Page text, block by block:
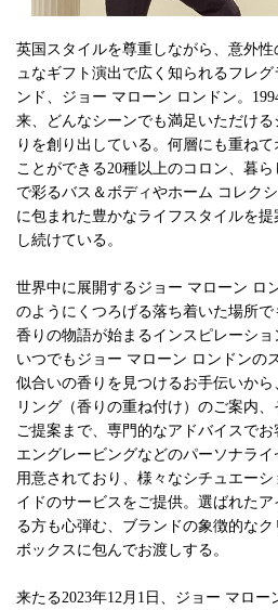
英国スタイルを尊重しながら、意外
ュなギフト演出で広く知られるフレ
ンド、ジョー マローン ロンドン。
来、どんなシーンでも満足いただけ
りを創り出している。何層にも重ね
ことができる20種以上のコロン、暮
で彩るバス＆ボディやホーム コレク
に包まれた豊かなライフスタイルを
し続けている。
世界中に展開するジョー マローン ロ
のようにくつろげる落ち着いた場所で
香りの物語が始まるインスピレーショ
いつでもジョー マローン ロンドンの
似合いの香りを見つけるお手伝いか
リング（香りの重ね付け）のご案内
ご提案まで、専門的なアドバイスでお
エングレービングなどのパーソナラ
用意されており、様々なシチュエー
イドのサービスをご提供。選ばれた
る方も心弾む、ブランドの象徴的な
ボックスに包んでお渡しする。
来たる2023年12月1日、ジョー マロー